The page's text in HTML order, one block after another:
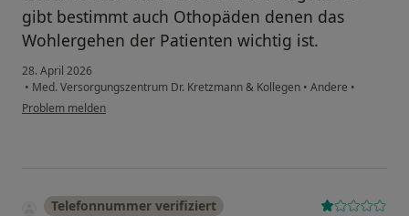
gibt bestimmt auch Othopäden denen das
Wohlergehen der Patienten wichtig ist.
28. April 2026
• Med. Versorgungszentrum Dr. Kretzmann & Kollegen • Andere •
Problem melden
Telefonnummer verifiziert